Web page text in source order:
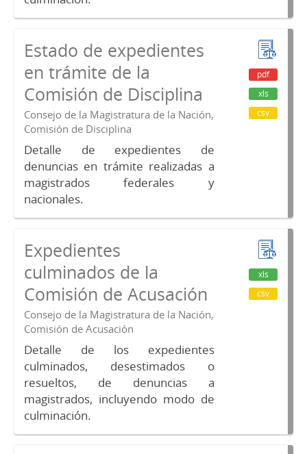
Estado de expedientes
en trámite de la
Comisión de Disciplina
Consejo de la Magistratura de la Nación,
Comisión de Disciplina
Detalle de expedientes de
denuncias en trámite realizadas a
magistrados federales y
nacionales.
pdf
xls
csv
Expedientes
culminados de la
Comisión de Acusación
Consejo de la Magistratura de la Nación,
Comisión de Acusación
Detalle de los expedientes
culminados, desestimados o
resueltos, de denuncias a
magistrados, incluyendo modo de
culminación.
xls
csv